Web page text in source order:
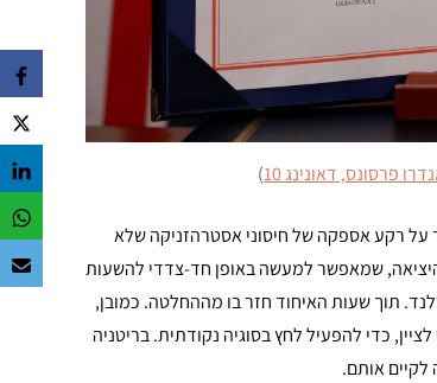
פרסונס, דאונינג 10 )
על רקע אספקה של חיסוני אסטרהזניקה שלא
שעות באיחוד איבדו את העשתונות והפעילו את סעיף 16 להסכם היציאה, שמאפשר למעשה באופן חד-צדדי להשעות
תוך שעות האיחוד חזר בו מההחלטה. כמובן,
כדי להפעיל לחץ בסוגיה נקודתית. בריטניה
אותם.